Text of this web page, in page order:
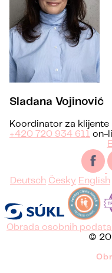
Sladana Vojinović
Koordinator za klijente
+420 720 934 611
on-
Deutsch Česky English
Obrada osobnih
©